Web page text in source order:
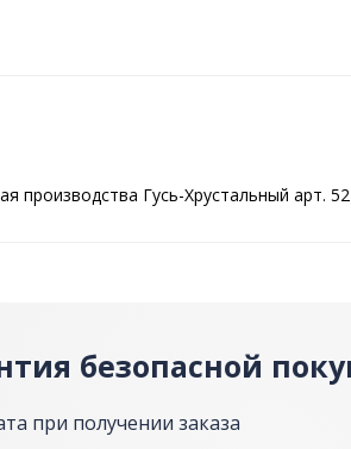
производства Гусь-Хрустальный арт.
безопасной
при получении заказа